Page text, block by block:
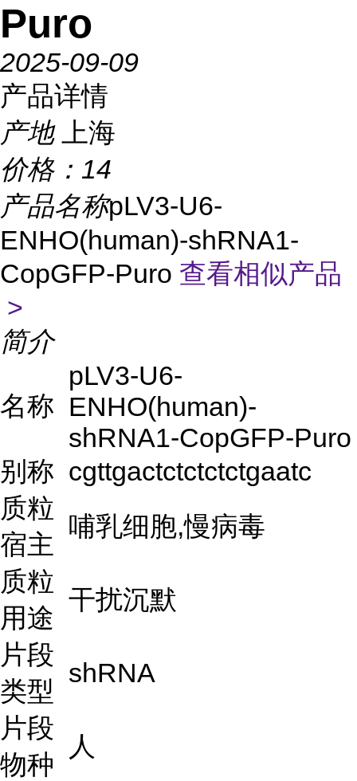
Puro
2025-09-09
产品详情
产地
上海
价格： 14
产品名称pLV3-U6-
ENHO(human)-shRNA1-
CopGFP-Puro 查看相似产品
>
简介
名称
pLV3-U6-
ENHO(human)-
shRNA1-CopGFP-Puro
别称 cgttgactctctctctgaatc
质粒
宿主
哺乳细胞,慢病毒
质粒
用途
干扰沉默
片段
类型
shRNA
片段
物种
人